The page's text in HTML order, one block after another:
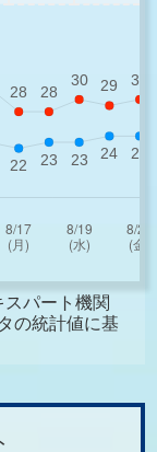
パート機関
の統計値に基